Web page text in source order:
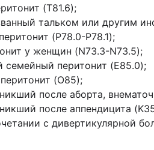
(T81.6);
тальком или другим
(P78.0-P78.1);
у женщин (N73.3-N73.5);
семейный перитонит (E85.0);
(O85);
после аборта,
после аппендицита
с дивертикулярной